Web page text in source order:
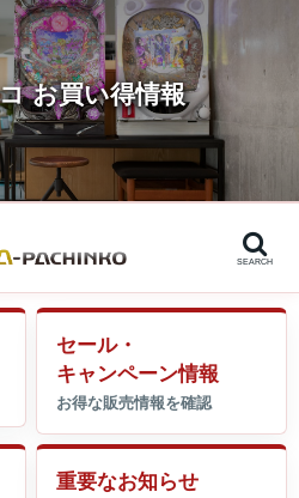
SEARCH
セール・
キャンペーン情報
重要なお知らせ